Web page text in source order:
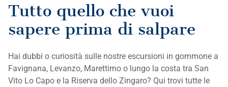
Tutto quello che vuoi
sapere prima di salpare
Hai dubbi o curiosità sulle nostre escursioni in gommone a
Favignana, Levanzo, Marettimo o lungo la costa tra San
Vito Lo Capo e la Riserva dello Zingaro? Qui trovi tutte le